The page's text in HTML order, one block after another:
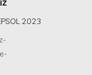
2023